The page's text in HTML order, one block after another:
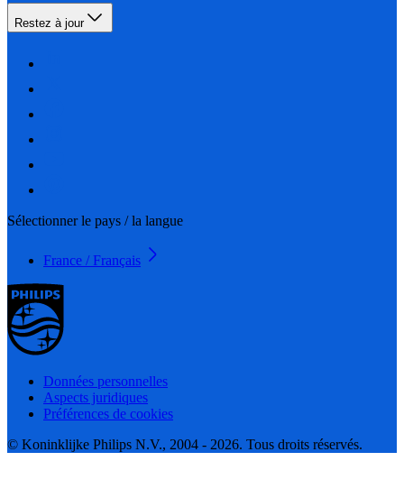
Restez à jour
Sélectionner le pays / la langue
France / Français
Données personnelles
Aspects juridiques
Préférences de cookies
© Koninklijke Philips N.V., 2004 - 2026. Tous droits réservés.